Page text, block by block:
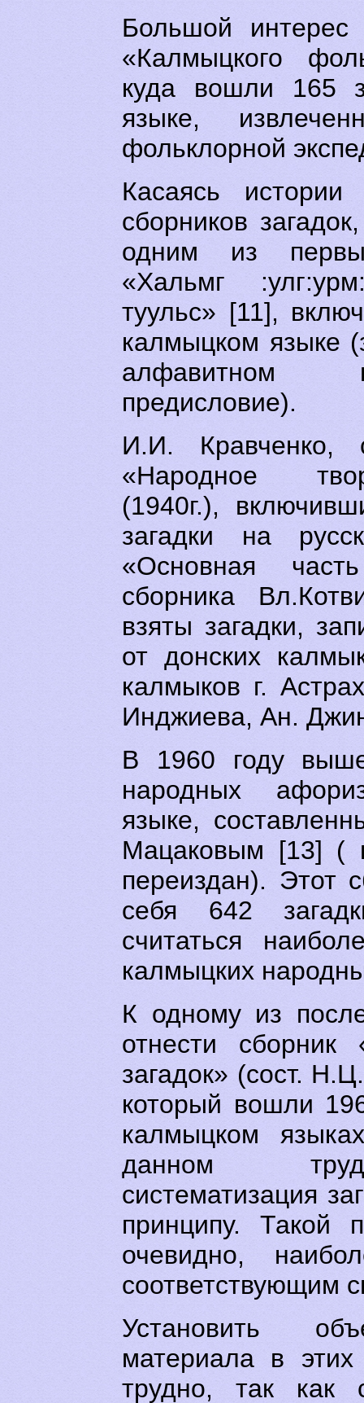
Большой интерес
«Калмыцкого
куда вошли 165
языке,
фольклорной
Касаясь истории
сборников
одним из
«Хальмг
туульс» [11],
калмыцком языке
алфавитном
предисловие).
И.И. Кравченко,
«Народное
(1940г.),
загадки на
«Основная
сборника
взяты загадки,
от донских
калмыков г.
Инджиева, Ан.
В 1960 году
народных
языке,
Мацаковым [13] (
переиздан). Этот
себя 642
считаться
калмыцких
К одному из
отнести сборник
загадок» (сост.
который вошли
калмыцком
данном
систематизация
принципу. Такой
очевидно,
соответствующим
Установить
материала в этих
трудно, так как